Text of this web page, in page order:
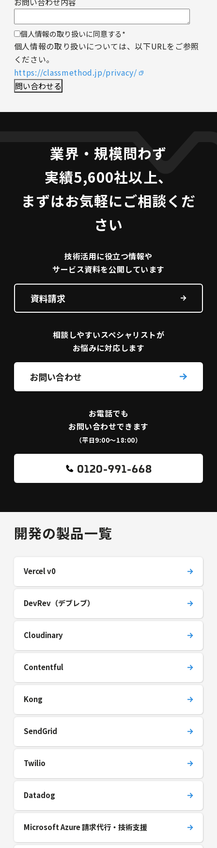
個人情報の取り扱いに同意する*
個人情報の取り扱いについては、以下URLをご参照
ください。
https://classmethod.jp/privacy/
業界・規模問わず
実績5,600社以上、
まずはお気軽にご相談くだ
さい
技術活用に役立つ情報や
サービス資料を公開しています
資料請求
相談しやすいスペシャリストが
お悩みに対応します
お問い合わせ
お電話でも
お問い合わせできます
（平日9:00〜18:00）
0120-991-668
開発の製品一覧
Vercel v0
DevRev（デブレブ）
Cloudinary
Contentful
Kong
SendGrid
Twilio
Datadog
Microsoft Azure 請求代行・技術支援